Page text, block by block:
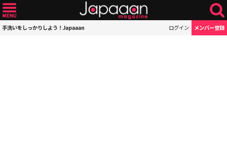
手洗いをしっかりしよう！Japaaan ログイン メンバー登録